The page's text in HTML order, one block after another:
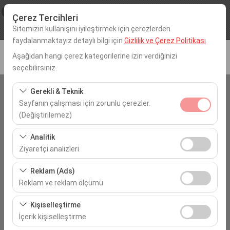
× Procar
www.procarotokiralama.com
Ücretsiz - In Google Play
Çerez Tercihleri
Sitemizin kullanışını iyileştirmek için çerezlerden
faydalanmaktayız detaylı bilgi için Gizlilik ve Çerez Politikası
Aşağıdan hangi çerez kategorilerine izin verdiğinizi
seçebilirsiniz.
Gerekli & Teknik
Sayfanın çalışması için zorunlu çerezler.
(Değiştirilemez)
Bu çerezler sitenin doğru şekilde çalışması, güvenlik,
oturum yönetimi ve temel işlevler için gereklidir. Devre
dışı bırakılamaz.
Analitik
Ziyaretçi analizleri
Bu çerezler, sitemizin nasıl kullanıldığını (ziyaretçi sayısı,
en çok ziyaret edilen sayfalar, kullanıcı davranışları)
analiz etmemizi sağlar. Bu veriler, web sitesi
performansını ölçmek ve kullanıcı deneyimini sürekli
iyileştirmek için kullanılır.
Reklam (Ads)
Reklam ve reklam ölçümü
Bu çerezler, size ilgi alanlarınıza uygun kişiselleştirilmiş
reklamlar göstermemize ve reklam kampanyalarımızın
etkinliğini (gösterim sayısı, tıklama oranı) ölçmemize
Kişiselleştirme
İçerik kişiselleştirme
Araç Alış Yeri
Tekirdağ Çorlu
Araç Alım Tarihi
Araç Teslim Tarihi